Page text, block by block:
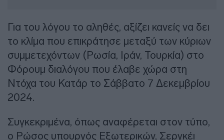
Για του λόγου το αληθές, αξίζει κανείς να δει
το κλίμα που επικράτησε μεταξύ των κύριων
συμμετεχόντων (Ρωσία, Ιράν, Τουρκία) στο
Φόρουμ διαλόγου που έλαβε χώρα στη
Ντόχα του Κατάρ το Σάββατο 7 Δεκεμβρίου
2024.
Συγκεκριμένα, όπως αναφέρεται στον τύπο,
ο Ρώσος υπουργός Εξωτερικών, Σεργκέι